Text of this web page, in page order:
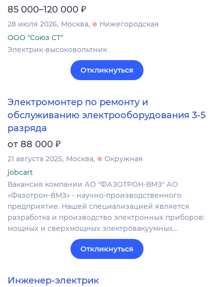
85 000–120 000 ₽
28 июля 2026 Москва
Нижегородская
ООО "Союз СТ"
Электрик-высоковольтник
Откликнуться
Электромонтер по ремонту и
обслуживанию электрооборудования 3-5
разряда
от 88 000 ₽
21 августа 2025 Москва
Окружная
jobcart
Вакансия компании АО "ФАЗОТРОН-ВМЗ" АО
«Фазотрон-ВМЗ» - научно-производственного
предприятие. Нашей специализацией является
разработка и производство электронных приборов:
мощных и сверхмощных электровакуумных…
Откликнуться
Инженер-электрик